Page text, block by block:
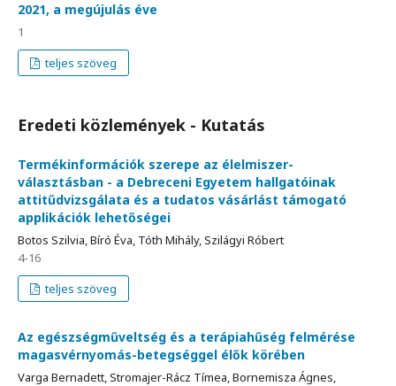
2021, a megújulás éve
1
teljes szöveg
Eredeti közlemények - Kutatás
Termékinformációk szerepe az élelmiszer-
választásban - a Debreceni Egyetem hallgatóinak
attitűdvizsgálata és a tudatos vásárlást támogató
applikációk lehetőségei
Botos Szilvia, Bíró Éva, Tóth Mihály, Szilágyi Róbert
4-16
teljes szöveg
Az egészségműveltség és a terápiahűség felmérése
magasvérnyomás-betegséggel élők körében
Varga Bernadett, Stromajer-Rácz Tímea, Bornemisza Ágnes,